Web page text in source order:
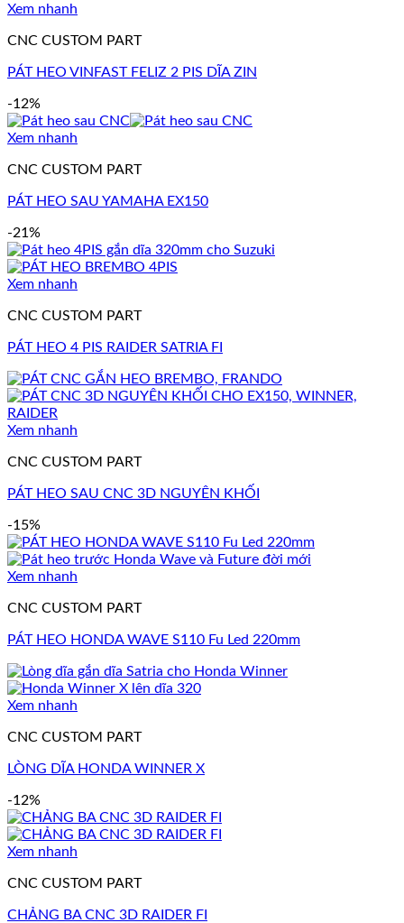
Xem nhanh
CNC CUSTOM PART
PÁT HEO VINFAST FELIZ 2 PIS DĨA ZIN
-12%
Xem nhanh
CNC CUSTOM PART
PÁT HEO SAU YAMAHA EX150
-21%
Xem nhanh
CNC CUSTOM PART
PÁT HEO 4 PIS RAIDER SATRIA FI
Xem nhanh
CNC CUSTOM PART
PÁT HEO SAU CNC 3D NGUYÊN KHỐI
-15%
Xem nhanh
CNC CUSTOM PART
PÁT HEO HONDA WAVE S110 Fu Led 220mm
Xem nhanh
CNC CUSTOM PART
LÒNG DĨA HONDA WINNER X
-12%
Xem nhanh
CNC CUSTOM PART
CHẢNG BA CNC 3D RAIDER FI